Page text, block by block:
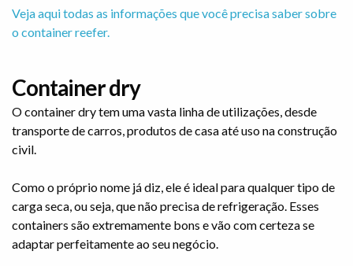
Veja aqui todas as informações que você precisa saber sobre
o container reefer.
Container dry
O container dry tem uma vasta linha de utilizações, desde
transporte de carros, produtos de casa até uso na construção
civil.
Como o próprio nome já diz, ele é ideal para qualquer tipo de
carga seca, ou seja, que não precisa de refrigeração. Esses
containers são extremamente bons e vão com certeza se
adaptar perfeitamente ao seu negócio.